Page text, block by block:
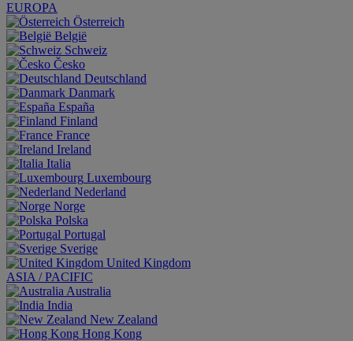
EUROPA
Österreich
België
Schweiz
Česko
Deutschland
Danmark
España
Finland
France
Ireland
Italia
Luxembourg
Nederland
Norge
Polska
Portugal
Sverige
United Kingdom
ASIA / PACIFIC
Australia
India
New Zealand
Hong Kong